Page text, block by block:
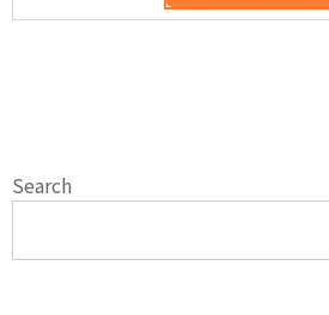
Search